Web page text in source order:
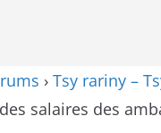
› Tsy rariny –
des salaires des